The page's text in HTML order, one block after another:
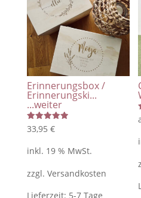
Birthday
Blumenwiese
Menge
Erinnerungsbox /
Erinnerungski...
...weiter
Bewertet
mit
von 5
33,95 €
inkl. 19 % MwSt.
zzgl. Versandkosten
Lieferzeit: 5-7 Tage